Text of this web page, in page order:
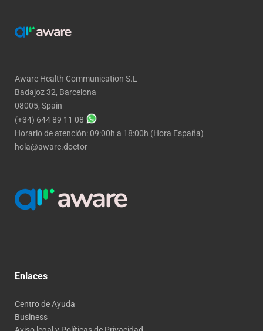
Aware Health Communication S.L
Badajoz 32, Barcelona
08005, Spain
(+34) 644 89 11 08
Horario de atención: 09:00h a 18:00h (Hora España)
hola@aware.doctor
Enlaces
Centro de Ayuda
Business